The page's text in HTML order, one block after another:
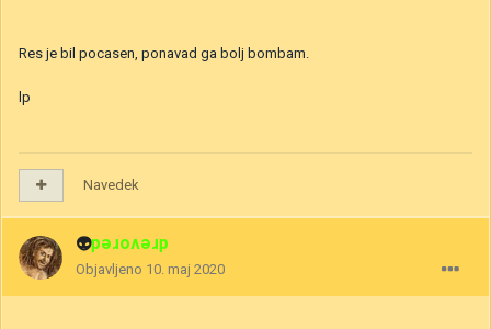
Res je bil pocasen, ponavad ga bolj bombam.
lp
Navedek
👽drevored
Objavljeno 10. maj 2020